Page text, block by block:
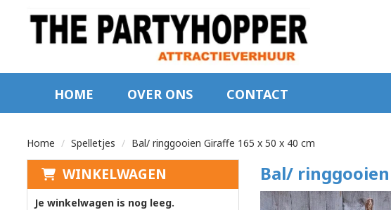
HOME OVER ONS CONTACT
×sluiten
Home
Over
Home Spelletjes Bal/ ringgooien Giraffe 165 x 50 x 40 cm
WINKELWAGEN
Je winkelwagen is nog leeg.
Bal/